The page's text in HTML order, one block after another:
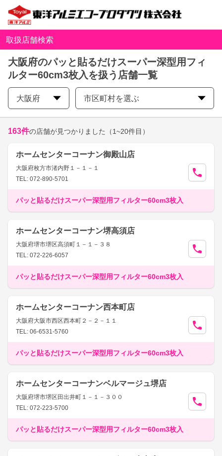
取扱店舗検索
大阪府のパッと貼るだけスーパー深型用フィ
ルター60cm3枚入を扱う店舗一覧
大阪府 市区町村を選ぶ
163件の店舗が見つかりました （1~20件目）
ホームセンターコーナン御殿山店
大阪府枚方市渚内野１－１－１
TEL: 072-890-5701
パッと貼るだけスーパー深型用フィルター60cm3枚入
ホームセンターコーナン堺高須店
大阪府堺市堺区高須町１－１－３８
TEL: 072-226-6057
パッと貼るだけスーパー深型用フィルター60cm3枚入
ホームセンターコーナン西本町店
大阪府大阪市西区西本町２－２－１１
TEL: 06-6531-5760
パッと貼るだけスーパー深型用フィルター60cm3枚入
ホームセンターコーナンベルマージュ堺店
大阪府堺市堺区田出井町１－１－３００
TEL: 072-223-5700
パッと貼るだけスーパー深型用フィルター60cm3枚入